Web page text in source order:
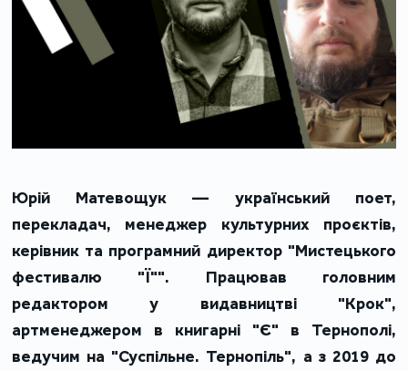
Юрій Матевощук — український поет,
перекладач, менеджер культурних проєктів,
керівник та програмний директор "Мистецького
фестивалю "Ї"". Працював головним
редактором у видавництві "Крок",
артменеджером в книгарні "Є" в Тернополі,
ведучим на "Суспільне. Тернопіль", а з 2019 до